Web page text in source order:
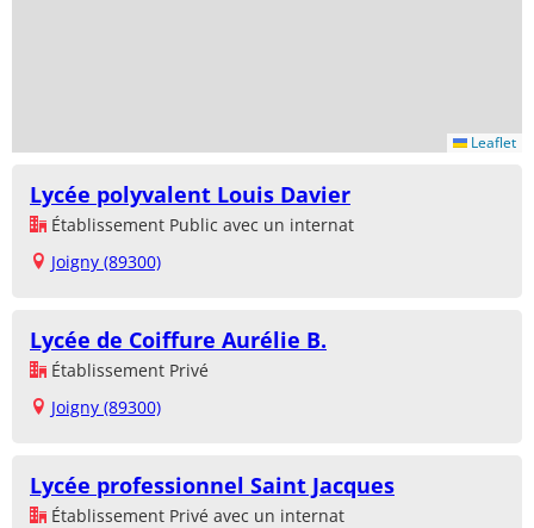
Leaflet
Lycée polyvalent Louis Davier
Établissement Public avec un internat
Joigny (89300)
Lycée de Coiffure Aurélie B.
Établissement Privé
Joigny (89300)
Lycée professionnel Saint Jacques
Établissement Privé avec un internat